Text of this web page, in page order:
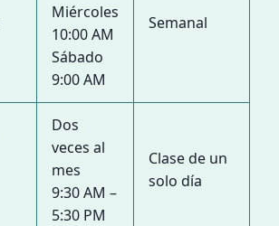
Miércoles
10:00 AM
Sábado
9:00 AM
Semanal
Dos
veces al
mes
9:30 AM –
5:30 PM
Clase de un
solo día